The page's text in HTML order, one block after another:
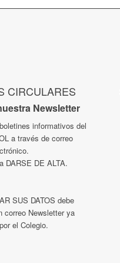
CIRCULARES
Newsletter
informativos del
a través de correo
DARSE DE ALTA.
SUS DATOS debe